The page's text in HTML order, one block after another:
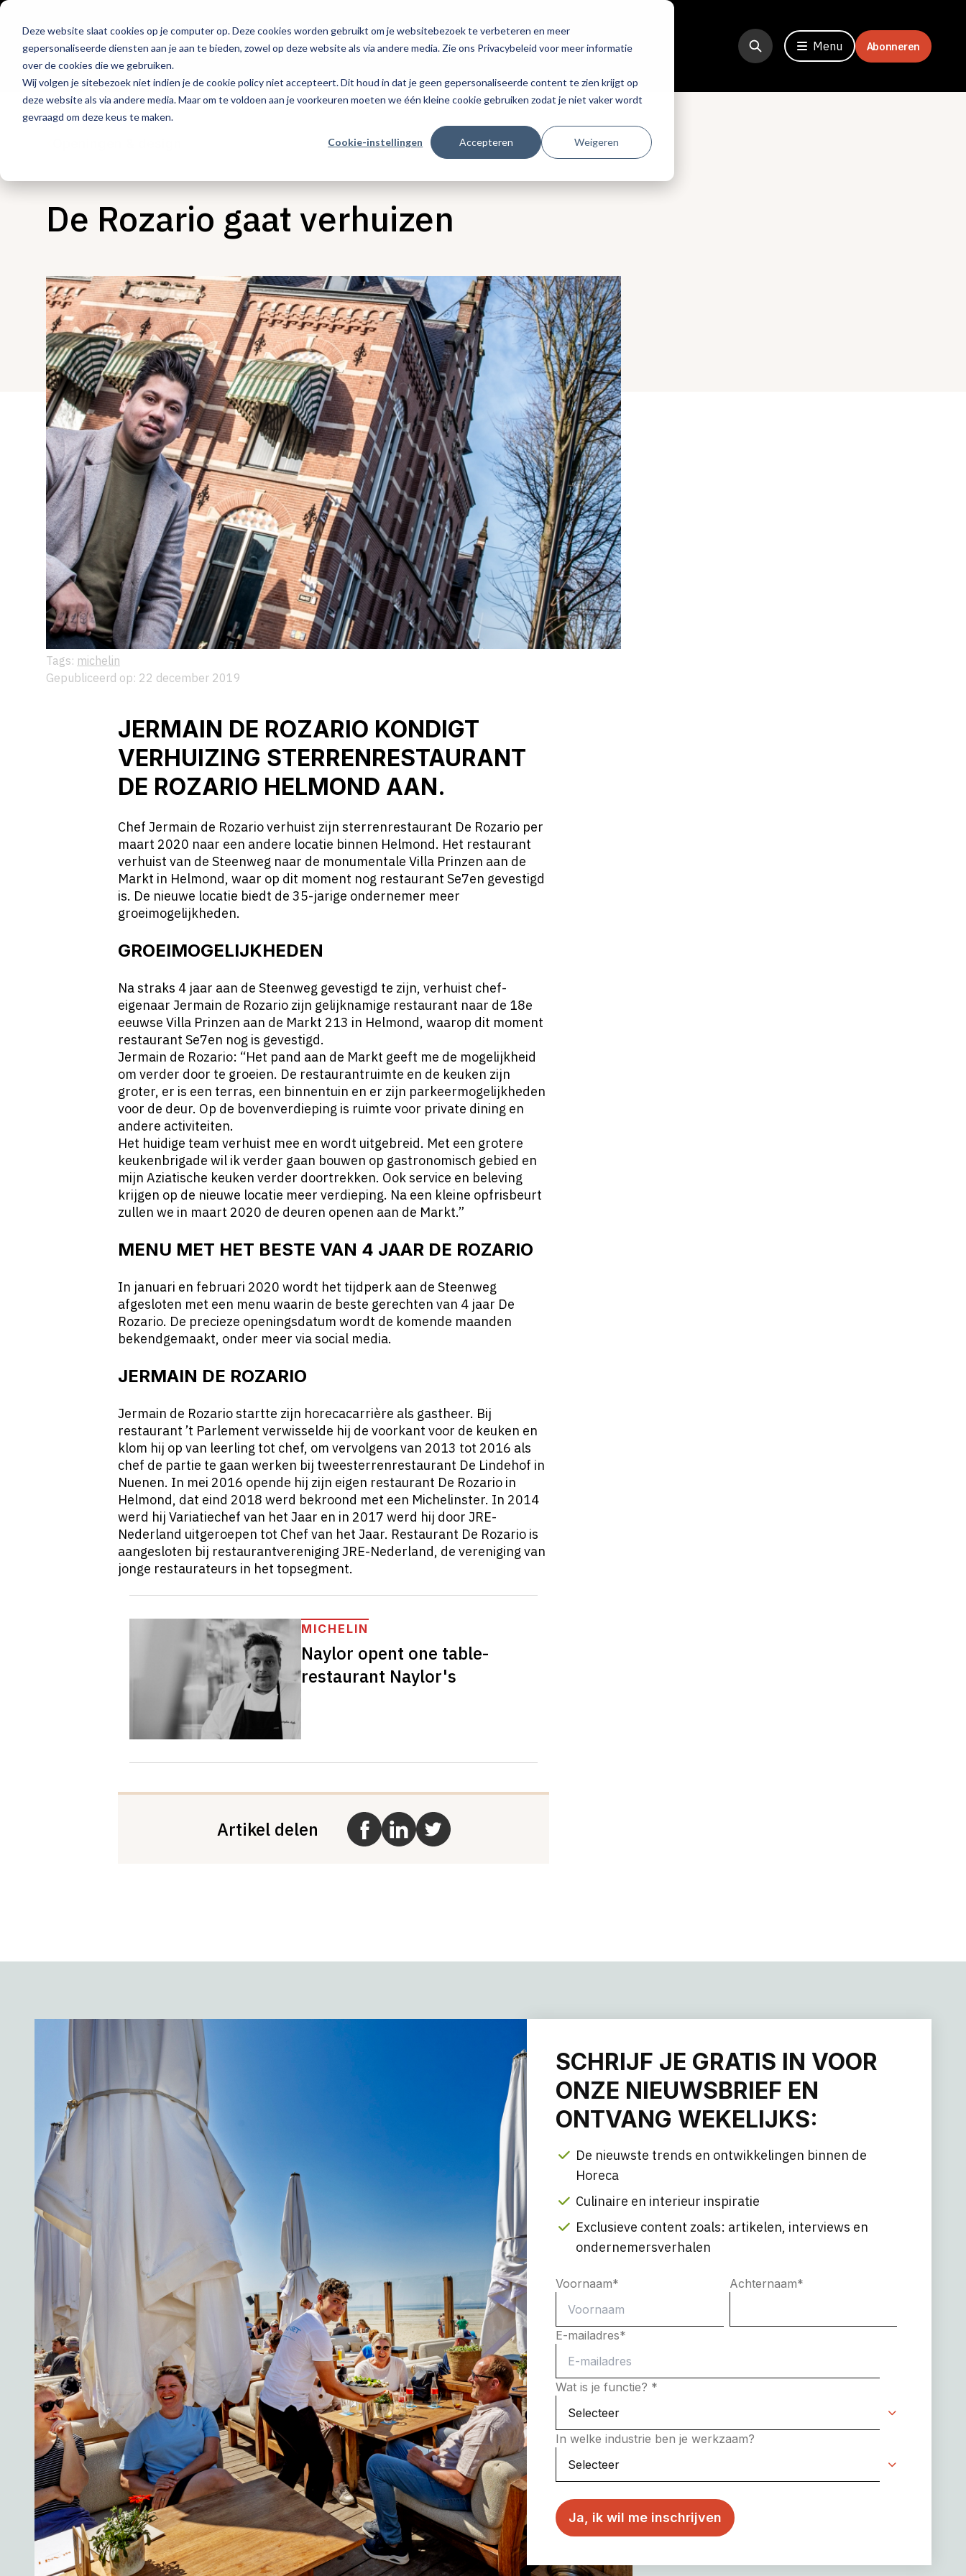
Deze website slaat cookies op je computer op. Deze cookies worden gebruikt om je websitebezoek te verbeteren en meer
gepersonaliseerde diensten aan je aan te bieden, zowel op deze website als via andere media. Zie ons Privacybeleid voor meer informatie
over de cookies die we gebruiken.
Wij volgen je sitebezoek niet indien je de cookie policy niet accepteert. Dit houd in dat je geen gepersonaliseerde content te zien krijgt op
deze website als via andere media. Maar om te voldoen aan je voorkeuren moeten we één kleine cookie gebruiken zodat je niet vaker wordt
gevraagd om deze keus te maken.
Cookie-instellingen Accepteren Weigeren
Hét platform voor
de horeca
Menu Abonneren
De Rozario gaat verhuizen
Tags: michelin
Gepubliceerd op: 22 december 2019
JERMAIN DE ROZARIO KONDIGT
VERHUIZING STERRENRESTAURANT
DE ROZARIO HELMOND AAN.
Chef Jermain de Rozario verhuist zijn sterrenrestaurant De Rozario per
maart 2020 naar een andere locatie binnen Helmond. Het restaurant
verhuist van de Steenweg naar de monumentale Villa Prinzen aan de
Markt in Helmond, waar op dit moment nog restaurant Se7en gevestigd
is. De nieuwe locatie biedt de 35-jarige ondernemer meer
groeimogelijkheden.
GROEIMOGELIJKHEDEN
Na straks 4 jaar aan de Steenweg gevestigd te zijn, verhuist chef-
eigenaar Jermain de Rozario zijn gelijknamige restaurant naar de 18e
eeuwse Villa Prinzen aan de Markt 213 in Helmond, waarop dit moment
restaurant Se7en nog is gevestigd.
Jermain de Rozario: “Het pand aan de Markt geeft me de mogelijkheid
om verder door te groeien. De restaurantruimte en de keuken zijn
groter, er is een terras, een binnentuin en er zijn parkeermogelijkheden
voor de deur. Op de bovenverdieping is ruimte voor private dining en
andere activiteiten.
Het huidige team verhuist mee en wordt uitgebreid. Met een grotere
keukenbrigade wil ik verder gaan bouwen op gastronomisch gebied en
mijn Aziatische keuken verder doortrekken. Ook service en beleving
krijgen op de nieuwe locatie meer verdieping. Na een kleine opfrisbeurt
zullen we in maart 2020 de deuren openen aan de Markt.”
MENU MET HET BESTE VAN 4 JAAR DE ROZARIO
In januari en februari 2020 wordt het tijdperk aan de Steenweg
afgesloten met een menu waarin de beste gerechten van 4 jaar De
Rozario. De precieze openingsdatum wordt de komende maanden
bekendgemaakt, onder meer via social media.
JERMAIN DE ROZARIO
Jermain de Rozario startte zijn horecacarrière als gastheer. Bij
restaurant ’t Parlement verwisselde hij de voorkant voor de keuken en
klom hij op van leerling tot chef, om vervolgens van 2013 tot 2016 als
chef de partie te gaan werken bij tweesterrenrestaurant De Lindehof in
Nuenen. In mei 2016 opende hij zijn eigen restaurant De Rozario in
Helmond, dat eind 2018 werd bekroond met een Michelinster. In 2014
werd hij Variatiechef van het Jaar en in 2017 werd hij door JRE-
Nederland uitgeroepen tot Chef van het Jaar. Restaurant De Rozario is
aangesloten bij restaurantvereniging JRE-Nederland, de vereniging van
jonge restaurateurs in het topsegment.
MICHELIN
Naylor opent one table-
restaurant Naylor's
Artikel delen
SCHRIJF JE GRATIS IN VOOR
ONZE NIEUWSBRIEF EN
ONTVANG WEKELIJKS:
De nieuwste trends en ontwikkelingen binnen de
Horeca
Culinaire en interieur inspiratie
Exclusieve content zoals: artikelen, interviews en
ondernemersverhalen
Voornaam* Achternaam*
E-mailadres*
Wat is je functie? *
In welke industrie ben je werkzaam?